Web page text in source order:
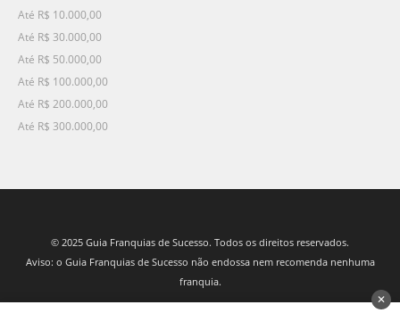
Até R$ 10.000,00
Até R$ 30.000,00
Até R$ 50.000,00
Até R$ 100.000,00
Até R$ 200.000,00
Até R$ 300.000,00
© 2025 Guia Franquias de Sucesso. Todos os direitos reservados.
Aviso: o Guia Franquias de Sucesso não endossa nem recomenda nenhuma
franquia.
✕